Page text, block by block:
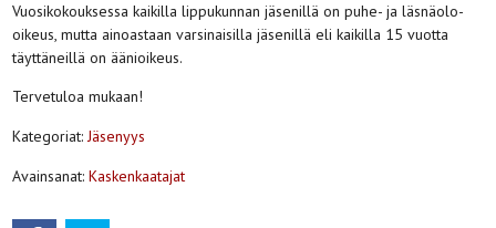
Vuosikokouksessa kaikilla lippukunnan jäsenillä on puhe- ja läsnäolo-
oikeus, mutta ainoastaan varsinaisilla jäsenillä eli kaikilla 15 vuotta
täyttäneillä on äänioikeus.
Tervetuloa mukaan!
Kategoriat:Jäsenyys
Avainsanat:Kaskenkaatajat